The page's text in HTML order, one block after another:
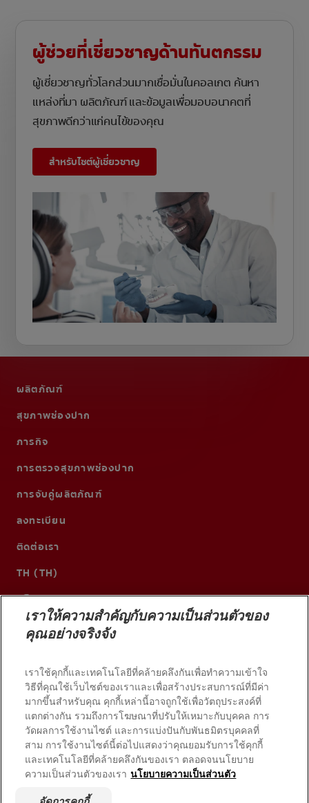
ผู้ช่วยที่เชี่ยวชาญด้านทันตกรรม
ผู้เชี่ยวชาญทั่วโลกส่วนมากเชื่อมั่นในคอลเกต ค้นหา
แหล่งที่มา ผลิตภัณฑ์ และข้อมูลเพื่อมอบอนาคตที่
สุขภาพดีกว่าแก่คนไข้ของคุณ
สำหรับไซต์ผู้เชี่ยวชาญ
ผลิตภัณฑ์
สุขภาพช่องปาก
ภารกิจ
การตรวจสุขภาพช่องปาก
การจับคู่ผลิตภัณฑ์
ลงทะเบียน
ติดต่อเรา
TH (TH)
© 2026 บริษัท คอลเกต-ปาล์มโอลีฟ สงวนลิขสิทธิ์
เงื่อนไขการใช้งาน
นโยบายความเป็นส่วนตัว
เราให้ความสำคัญกับความเป็นส่วนตัวของ
คุณอย่างจริงจัง
เราใช้คุกกี้และเทคโนโลยีที่คล้ายคลึงกันเพื่อทำความเข้าใจ
วิธีที่คุณใช้เว็บไซต์ของเราและเพื่อสร้างประสบการณ์ที่มีค่า
มากขึ้นสำหรับคุณ คุกกี้เหล่านี้อาจถูกใช้เพื่อวัตถุประสงค์ที่
แตกต่างกัน รวมถึงการโฆษณาที่ปรับให้เหมาะกับบุคคล การ
วัดผลการใช้งานไซต์ และการแบ่งปันกับพันธมิตรบุคคลที่
สาม การใช้งานไซต์นี้ต่อไปแสดงว่าคุณยอมรับการใช้คุกกี้
และเทคโนโลยีที่คล้ายคลึงกันของเรา ตลอดจนนโยบาย
ความเป็นส่วนตัวของเรา นโยบายความเป็นส่วนตัว